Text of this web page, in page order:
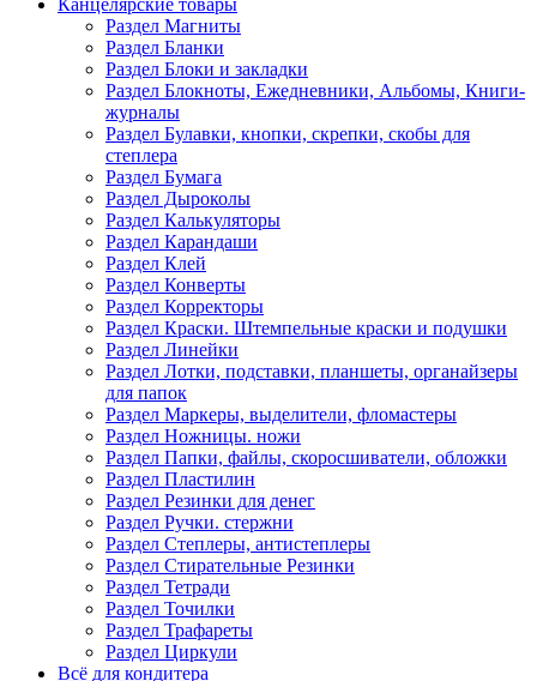
Канцелярские товары
Раздел Магниты
Раздел Бланки
Раздел Блоки и закладки
Раздел Блокноты, Ежедневники, Альбомы, Книги-
журналы
Раздел Булавки, кнопки, скрепки, скобы для
степлера
Раздел Бумага
Раздел Дыроколы
Раздел Калькуляторы
Раздел Карандаши
Раздел Клей
Раздел Конверты
Раздел Корректоры
Раздел Краски. Штемпельные краски и подушки
Раздел Линейки
Раздел Лотки, подставки, планшеты, органайзеры
для папок
Раздел Маркеры, выделители, фломастеры
Раздел Ножницы. ножи
Раздел Папки, файлы, скоросшиватели, обложки
Раздел Пластилин
Раздел Резинки для денег
Раздел Ручки. стержни
Раздел Степлеры, антистеплеры
Раздел Стирательные Резинки
Раздел Тетради
Раздел Точилки
Раздел Трафареты
Раздел Циркули
Всё для кондитера